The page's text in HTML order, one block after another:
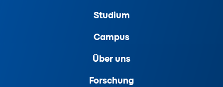
Studium
Campus
Über uns
Forschung